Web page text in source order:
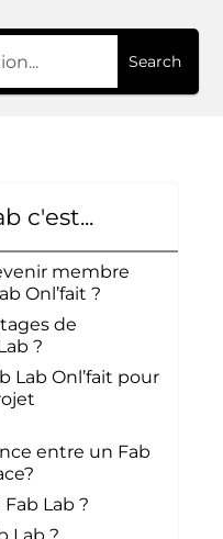
Search
c'est...
membre
Onl’fait ?
de
?
Lab Onl’fait pour
entre un Fab
Lab ?